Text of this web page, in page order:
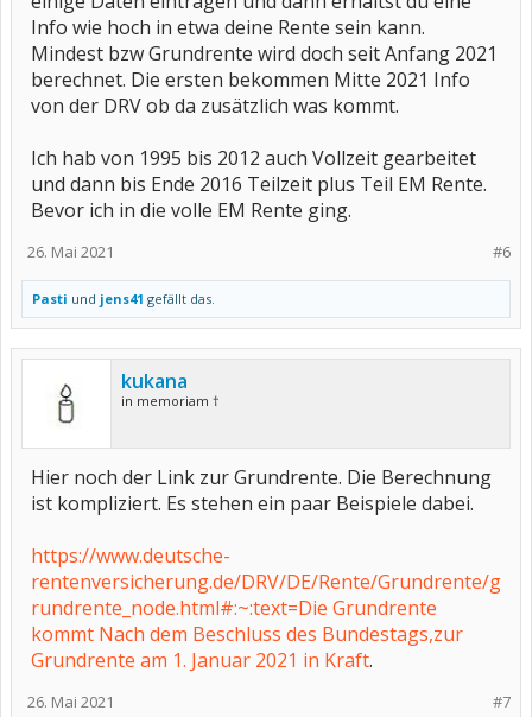
Info wie hoch in etwa deine Rente sein kann.
Mindest bzw Grundrente wird doch seit Anfang 2021
berechnet. Die ersten bekommen Mitte 2021 Info
von der DRV ob da zusätzlich was kommt.
Ich hab von 1995 bis 2012 auch Vollzeit gearbeitet
und dann bis Ende 2016 Teilzeit plus Teil EM Rente.
Bevor ich in die volle EM Rente ging.
#6
26. Mai 2021
Pasti und jens41 gefällt das.
kukana
in memoriam †
Hier noch der Link zur Grundrente. Die Berechnung
ist kompliziert. Es stehen ein paar Beispiele dabei.
https://www.deutsche-
rentenversicherung.de/DRV/DE/Rente/Grundrente/g
rundrente_node.html#:~:text=Die Grundrente
kommt Nach dem Beschluss des Bundestags,zur
Grundrente am 1. Januar 2021 in Kraft.
#7
26. Mai 2021